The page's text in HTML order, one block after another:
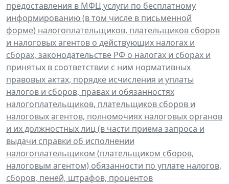
предоставления в МФЦ услуги по бесплатному
информированию (в том числе в письменной
форме) налогоплательщиков, плательщиков сборов
и налоговых агентов о действующих налогах и
сборах, законодательстве РФ о налогах и сборах и
принятых в соответствии с ним нормативных
правовых актах, порядке исчисления и уплаты
налогов и сборов, правах и обязанностях
налогоплательщиков, плательщиков сборов и
налоговых агентов, полномочиях налоговых органов
и их должностных лиц (в части приема запроса и
выдачи справки об исполнении
налогоплательщиком (плательщиком сборов,
налоговым агентом) обязанности по уплате налогов,
сборов, пеней, штрафов, процентов